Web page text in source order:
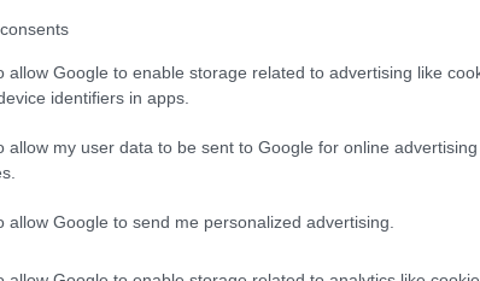
allow Google to enable storage related to advertising like
identifiers in apps.
allow my user data to be sent to Google for online advertising
allow Google to send me personalized advertising.
dall’esterno. A Velletri,
e privo di finestre. Una donna non
ad accertamenti in un ospedale vicino.
amministrativa e sanitaria
, sono stati
avariati e personale non qualificato. Il tutto
e dalle dichiarazioni dei parenti degli ospiti,